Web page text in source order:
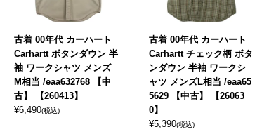
古着 00年代 カーハート
Carhartt ボタンダウン 半
袖 ワークシャツ メンズ
M相当 /eaa632768 【中
古】 【260413】
¥6,490(税込)
古着 00年代 カーハート
Carhartt チェック柄 ボタ
ンダウン 半袖 ワークシ
ャツ メンズL相当 /eaa65
5629 【中古】 【26063
0】
¥5,390(税込)